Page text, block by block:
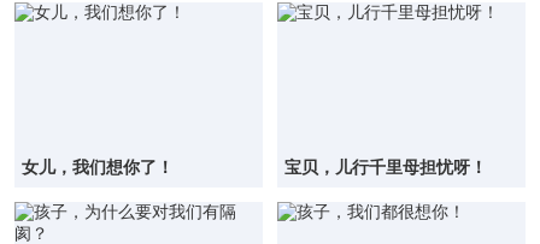
女儿，我们想你了！ 宝贝，儿行千里母担忧呀！